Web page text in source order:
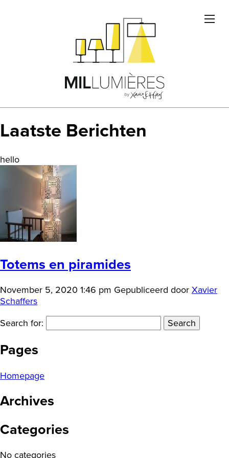
DE ONTWERPER
ONZE ONTWERPEN
IN DE PERS
VINDEN ONZE PRODUCTEN
CONTACT
Laatste Berichten
hello
Totems en piramides
November 5, 2020 1:46 pm Gepubliceerd door Xavier
Schaffers
Search for:
Pages
Homepage
Archives
Categories
No categories